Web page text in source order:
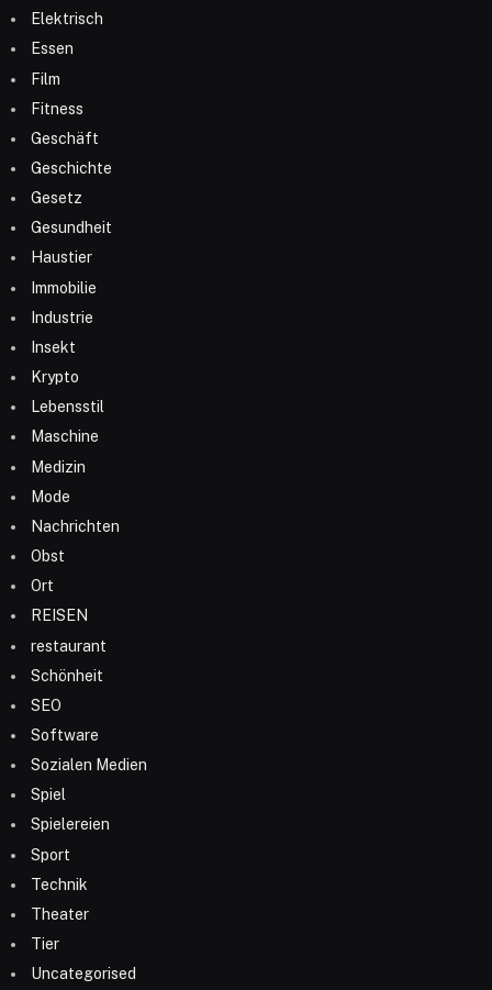
Elektrisch
Essen
Film
Fitness
Geschäft
Geschichte
Gesetz
Gesundheit
Haustier
Immobilie
Industrie
Insekt
Krypto
Lebensstil
Maschine
Medizin
Mode
Nachrichten
Obst
Ort
REISEN
restaurant
Schönheit
SEO
Software
Sozialen Medien
Spiel
Spielereien
Sport
Technik
Theater
Tier
Uncategorised